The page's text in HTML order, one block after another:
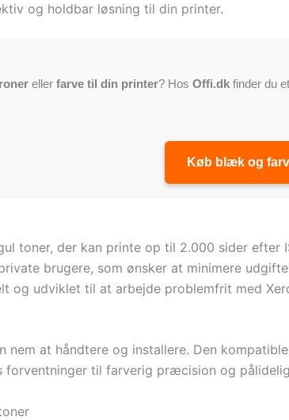
og holdbar løsning til din printer.
eller farve til din printer? Hos Offi.dk finder du
Køb blæk og
toner, der kan printe op til 2.000 sider efter
brugere, som ønsker at minimere
og udviklet til at arbejde problemfrit med
at håndtere og installere. Den
forventninger til farverig præcision og